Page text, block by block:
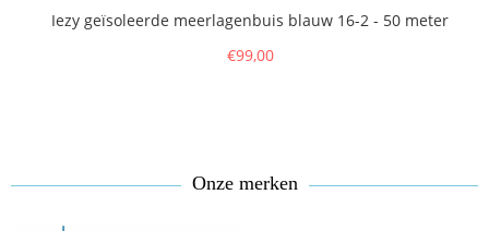
Iezy geïsoleerde meerlagenbuis blauw 16-2 - 50 meter
€99,00
Onze merken